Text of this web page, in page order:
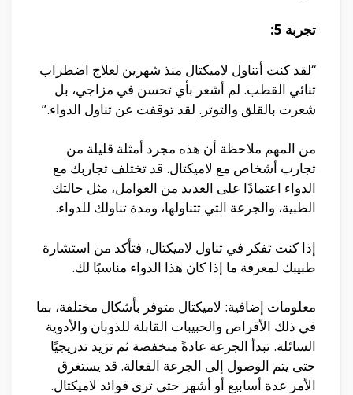
تجربة 5:
“لقد كنت أتناول لاميكتال منذ شهرين لعلاج اضطراب
ثنائي القطب. لم أشعر بأي تحسن في مزاجي، بل
شعرت بالقلق والتوتر. لقد توقفت عن تناول الدواء.”
من المهم ملاحظة أن هذه مجرد أمثلة قليلة من
تجارب أشخاص مع لاميكتال. قد تختلف تجاربك مع
الدواء اعتمادًا على العديد من العوامل، مثل حالتك
الطبية، والجرعة التي تتناولها، ومدة تناولك للدواء.
إذا كنت تفكر في تناول لاميكتال، فتأكد من استشارة
طبيبك لمعرفة ما إذا كان هذا الدواء مناسبًا لك.
معلومات إضافية: لاميكتال متوفر بأشكال مختلفة، بما
في ذلك الأقراص والحبيبات القابلة للذوبان والأدوية
السائلة. تبدأ الجرعة عادةً منخفضة ثم تزيد تدريجيًا
حتى يتم الوصول إلى الجرعة الفعالة. قد يستغرق
الأمر عدة أسابيع أو أشهر حتى ترى فوائد لاميكتال.